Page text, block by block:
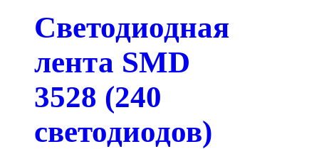
Светодиодная
лента SMD
3528 (240
светодиодов)